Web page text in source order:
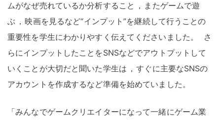
ムがなぜ売れているか分析すること ， またゲームで遊
ぶ ， 映画を見るなど“インプット”を継続して行うことの
重要性を学生にわかりやすく伝えてくださいました。
さ
らにインプットしたことをSNSなどでアウトプットして
いくことが大切だと聞いた学生は ， すぐに主要なSNSの
アカウントを作成するなど準備を始めていました。
「みんなでゲームクリエイターになって一緒にゲーム業